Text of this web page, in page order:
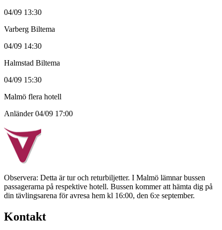
04/09 13:30
Varberg Biltema
04/09 14:30
Halmstad Biltema
04/09 15:30
Malmö flera hotell
Anländer 04/09 17:00
Observera: Detta är tur och returbiljetter. I Malmö lämnar bussen
passagerarna på respektive hotell. Bussen kommer att hämta dig på
din tävlingsarena för avresa hem kl 16:00, den 6:e september.
Kontakt